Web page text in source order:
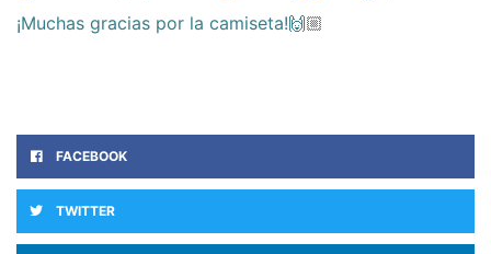
¡Muchas gracias por la camiseta!🙌🏼
FACEBOOK
TWITTER